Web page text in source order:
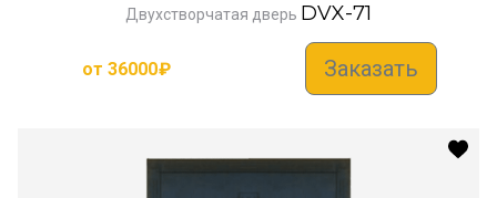
Двухстворчатая дверь DVX-71
от 36000₽ Заказать